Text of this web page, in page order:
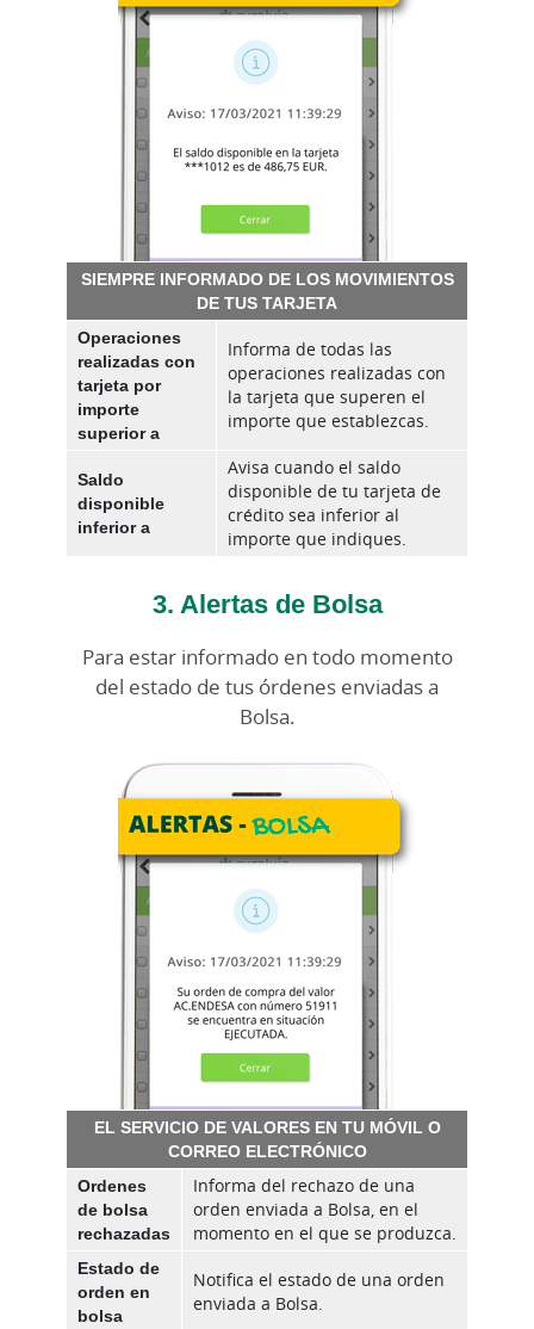
SIEMPRE INFORMADO DE LOS MOVIMIENTOS
DE TUS TARJETA
Operaciones
realizadas con
tarjeta por
importe
superior a
Informa de todas las
operaciones realizadas con
la tarjeta que superen el
importe que establezcas.
Saldo
disponible
inferior a
Avisa cuando el saldo
disponible de tu tarjeta de
crédito sea inferior al
importe que indiques.
3. Alertas de Bolsa
Para estar informado en todo momento
del estado de tus órdenes enviadas a
Bolsa.
EL SERVICIO DE VALORES EN TU MÓVIL O
CORREO ELECTRÓNICO
Ordenes
de bolsa
rechazadas
Informa del rechazo de una
orden enviada a Bolsa, en el
momento en el que se produzca.
Estado de
orden en
bolsa
Notifica el estado de una orden
enviada a Bolsa.